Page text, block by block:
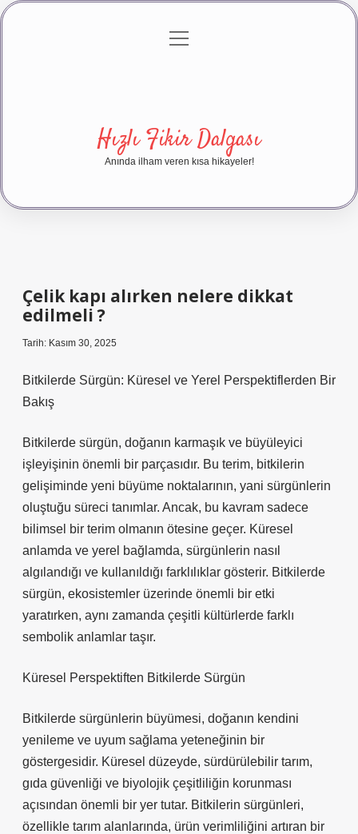
Gizlilik Politikası
menüyü
Hızlı Fikir Dalgası
Anında ilham veren kısa hikayeler!
Çelik kapı alırken nelere dikkat
edilmeli ?
Tarih: Kasım 30, 2025
Bitkilerde Sürgün: Küresel ve Yerel Perspektiflerden Bir
Bakış
Bitkilerde sürgün, doğanın karmaşık ve büyüleyici
işleyişinin önemli bir parçasıdır. Bu terim, bitkilerin
gelişiminde yeni büyüme noktalarının, yani sürgünlerin
oluştuğu süreci tanımlar. Ancak, bu kavram sadece
bilimsel bir terim olmanın ötesine geçer. Küresel
anlamda ve yerel bağlamda, sürgünlerin nasıl
algılandığı ve kullanıldığı farklılıklar gösterir. Bitkilerde
sürgün, ekosistemler üzerinde önemli bir etki
yaratırken, aynı zamanda çeşitli kültürlerde farklı
sembolik anlamlar taşır.
Küresel Perspektiften Bitkilerde Sürgün
Bitkilerde sürgünlerin büyümesi, doğanın kendini
yenileme ve uyum sağlama yeteneğinin bir
göstergesidir. Küresel düzeyde, sürdürülebilir tarım,
gıda güvenliği ve biyolojik çeşitliliğin korunması
açısından önemli bir yer tutar. Bitkilerin sürgünleri,
özellikle tarım alanlarında, ürün verimliliğini artıran bir